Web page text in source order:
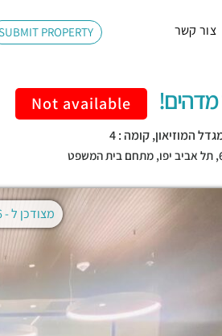
PROPERTY צור קשר
Not available
המוזיאון, קומה : 4
תל אביב יפו, מתחם בית המשפט
מצודכן ל -